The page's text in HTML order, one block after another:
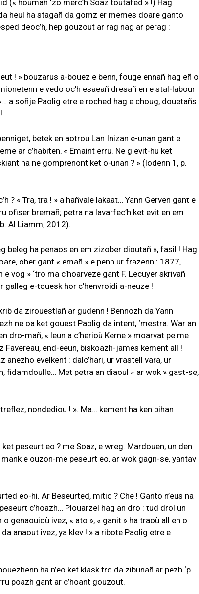
houmañ ‘zo merc’h Soaz toutafed » !) Hag
heul ha stagañ da gomz er memes doare ganto
deoc’h, hep gouzout ar rag nag ar perag :
! » bouzarus a-bouez e benn, fouge ennañ hag eñ o
e vedo oc’h esaeañ dresañ en e stal-labour
a soñje Paolig etre e roched hag e choug, douetañs
betek en aotrou Lan Inizan e-unan gant e
ar c’habiten, « Emaint erru. Ne glevit-hu ket
ha ne gomprenont ket o-unan ? » (lodenn 1, p.
? « Tra, tra ! » a hañvale lakaat… Yann Gerven gant e
ofiser bremañ; petra na lavarfec’h ket evit en em
Al Liamm, 2012).
beleg ha penaos en em zizober dioutañ », fasil ! Hag
ober gant « emañ » e penn ur frazenn : 1877,
vog » ‘tro ma c’hoarveze gant F. Lecuyer skrivañ
e-touesk hor c’henvroidi a-neuze !
da zirouestlañ ar gudenn ! Bennozh da Yann
ne oa ket gouest Paolig da intent, ‘mestra. War an
dro-mañ, « leun a c’herioù Kerne » moarvat pe me
Favereau, end-eeun, biskoazh-james kement all !
anezho evelkent : dalc’hari, ur vrastell vara, ur
fidamdoulle… Met petra an diaoul « ar wok » gast-se,
nondediou ! ». Ma… kement ha ken bihan
peseurt eo ? me Soaz, e wreg. Mardouen, un den
e ouzon-me peseurt eo, ar wok gagn-se, yantav
eo-hi. Ar Beseurted, mitio ? Che ! Ganto n’eus na
peseurt c’hoazh… Plouarzel hag an dro : tud drol un
genaouioù ivez, « ato », « ganit » ha traoù all en o
anaout ivez, ya klev ! » a ribote Paolig etre e
ha n’eo ket klask tro da zibunañ ar pezh ‘p
poazh gant ar c’hoant gouzout.